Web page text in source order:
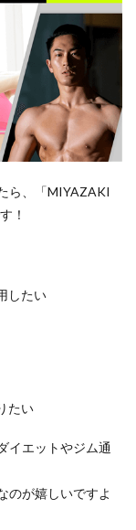
ら、「MIYAZAKI
！
したい
たい
イエットやジム通
のが嬉しいですよ